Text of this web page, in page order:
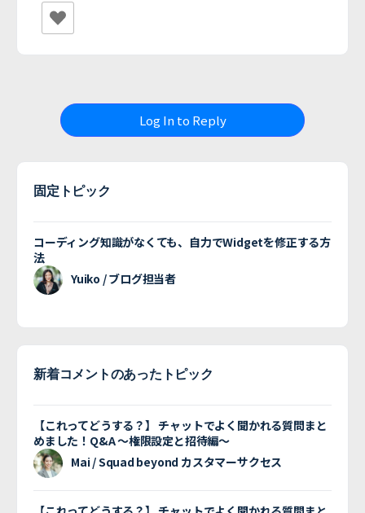
Log In to Reply
固定トピック
コーディング知識がなくても、自力でWidgetを修正する方
法
Yuiko / ブログ担当者
新着コメントのあったトピック
【これってどうする？】 チャットでよく聞かれる質問まと
めました！Q&A 〜権限設定と招待編〜
Mai / Squad beyond カスタマーサクセス